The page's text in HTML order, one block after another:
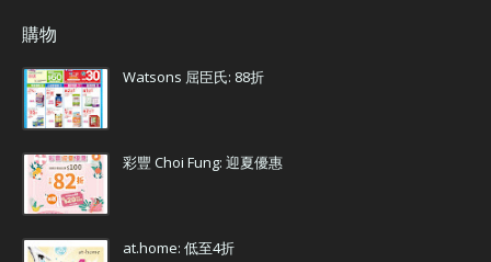
購物
Watsons 屈臣氏: 88折
彩豐 Choi Fung: 迎夏優惠
at.home: 低至4折